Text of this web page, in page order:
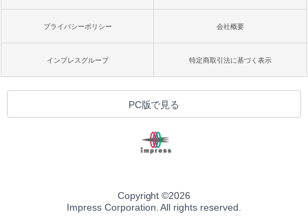
プライバシーポリシー 会社概要
インプレスグループ 特定商取引法に基づく表示
PC版で見る
Copyright ©2026
Impress Corporation. All rights reserved.